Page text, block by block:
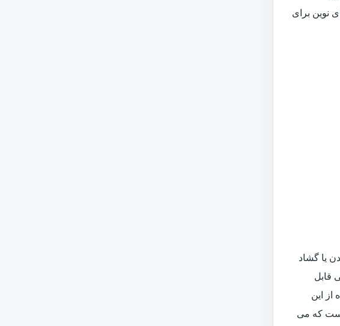
نوین برای
یا گشاد
قابل
از این
است که می